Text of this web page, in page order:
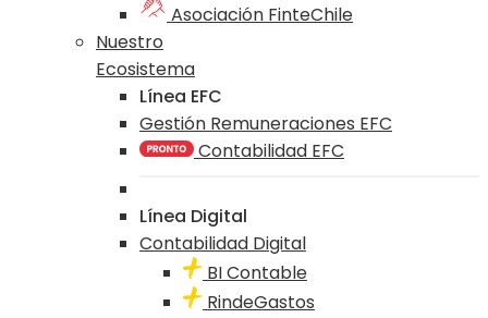
Asociación FinteChile
Nuestro
Ecosistema
Línea EFC
Gestión Remuneraciones EFC
Contabilidad EFC
Línea Digital
Contabilidad Digital
BI Contable
RindeGastos